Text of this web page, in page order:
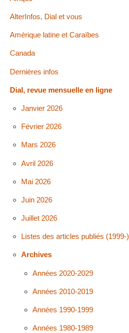
AlterInfos, Dial et vous
Amérique latine et Caraïbes
Canada
Dernières infos
Dial, revue mensuelle en ligne
Janvier 2026
Février 2026
Mars 2026
Avril 2026
Mai 2026
Juin 2026
Juillet 2026
Listes des articles publiés (1999-)
Archives
Années 2020-2029
Années 2010-2019
Années 1990-1999
Années 1980-1989